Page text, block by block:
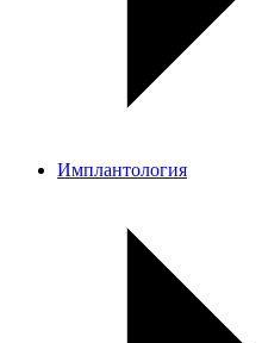
Имплантология